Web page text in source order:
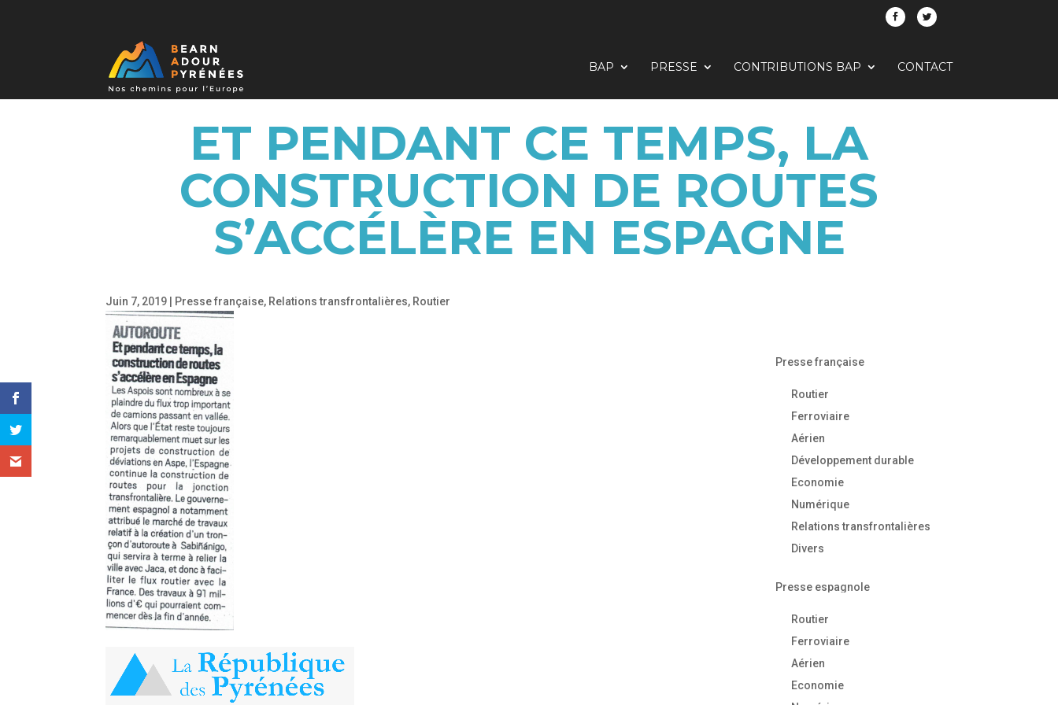
BAP PRESSE CONTRIBUTIONS BAP CONTACT
ET PENDANT CE TEMPS, LA
CONSTRUCTION DE ROUTES
S’ACCÉLÈRE EN ESPAGNE
Juin 7, 2019 Presse française, Relations transfrontalières, Routier
Presse française
Routier
Ferroviaire
Aérien
Développement durable
Economie
Numérique
Relations transfrontalières
Divers
Presse espagnole
Routier
Ferroviaire
Aérien
Economie